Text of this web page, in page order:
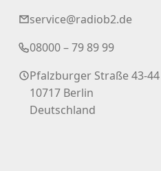
service@radiob2.de
08000 – 79 89 99
Pfalzburger Straße 43-44
10717 Berlin
Deutschland